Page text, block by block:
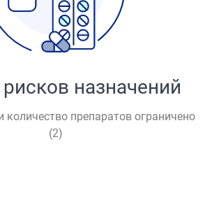
назначений
количество препаратов ограничено
(2)